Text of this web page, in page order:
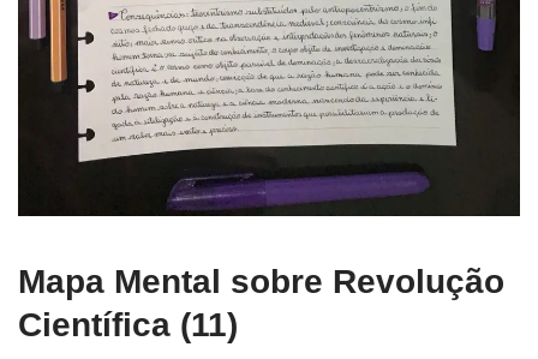
Mapa Mental sobre Revolução
Científica (11)